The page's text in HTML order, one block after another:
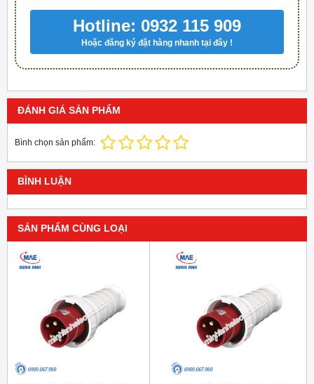
Hotline: 0932 115 909
Hoặc đăng ký đặt hàng nhanh tại đây !
ĐÁNH GIÁ SẢN PHẨM
Bình chọn sản phẩm:
BÌNH LUẬN
SẢN PHẨM CÙNG LOẠI